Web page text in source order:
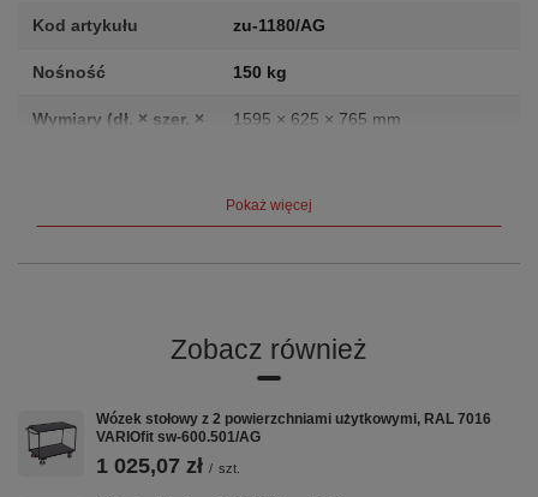
Kod artykułu zu-1180/AG
Nośność 150 kg
Wymiary (dł. × szer. ×
1595 × 625 × 765 mm
Wymiary zew.: 1.595 x 625 x 765 mm (szer./gł./wys.)
Powierzchnia użytkowa: 690 x 425 mm (szer./gł.) Wysokość
Pokaż więcej
Zobacz również
Wózek stołowy z 2 powierzchniami użytkowymi, RAL 7016
VARIOfit sw-600.501/AG
1 025,07 zł / szt.